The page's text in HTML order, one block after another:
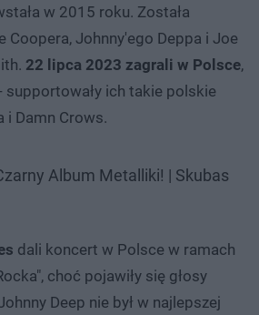
w 2015 roku. Została
Coopera, Johnny'ego Deppa i Joe
22 lipca 2023 zagrali w Polsce,
supportowały ich takie polskie
i Damn Crows.
Album Metalliki! | Skubas
dali koncert w Polsce w ramach
choć pojawiły się głosy
Deep nie był w najlepszej